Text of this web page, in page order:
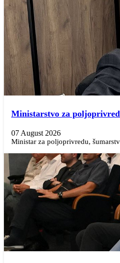
Ministarstvo za
07 August 2026
Ministar za poljoprivredu,